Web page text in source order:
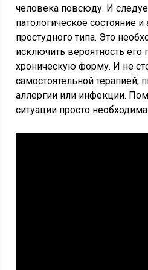
человека повсюду. И
патологическое состояние и
простудного типа. Это
исключить вероятность его
хроническую форму. И не
самостоятельной терапией,
аллергии или инфекции.
ситуации просто необходима.